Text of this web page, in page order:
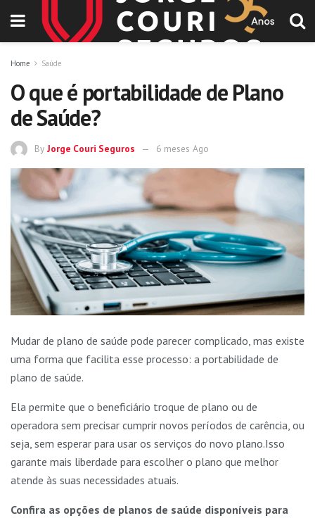
Home Saúde
O que é portabilidade de Plano
de Saúde?
By Jorge Couri Seguros 6 meses Ago
Mudar de plano de saúde pode parecer complicado, mas existe
uma forma que facilita esse processo: a portabilidade de
plano de saúde.
Ela permite que o beneficiário troque de plano ou de
operadora sem precisar cumprir novos períodos de carência, ou
seja, sem esperar para usar os serviços do novo plano.Isso
garante mais liberdade para escolher o plano que melhor
atende às suas necessidades atuais.
Confira as opções de planos de saúde disponíveis para